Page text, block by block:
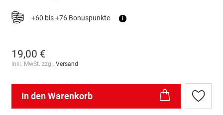
+60 bis +76 Bonuspunkte i
19,00 €
inkl. MwSt. zzgl. Versand
In den Warenkorb
Zur